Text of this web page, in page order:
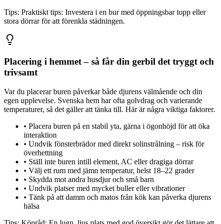
Tips: Praktiskt tips: Investera i en bur med öppningsbar topp eller
stora dörrar för att förenkla städningen.
Placering i hemmet – så får din gerbil det tryggt och
trivsamt
Var du placerar buren påverkar både djurens välmående och din
egen upplevelse. Svenska hem har ofta golvdrag och varierande
temperaturer, så det gäller att tänka till. Här är några viktiga faktorer.
• Placera buren på en stabil yta, gärna i ögonhöjd för att öka
interaktion
• Undvik fönsterbrädor med direkt solinstrålning – risk för
överhettning
• Ställ inte buren intill element, AC eller dragiga dörrar
• Välj ett rum med jämn temperatur, helst 18–22 grader
• Skydda mot andra husdjur och små barn
• Undvik platser med mycket buller eller vibrationer
• Tänk på att damm och matos från kök kan påverka djurens
hälsa